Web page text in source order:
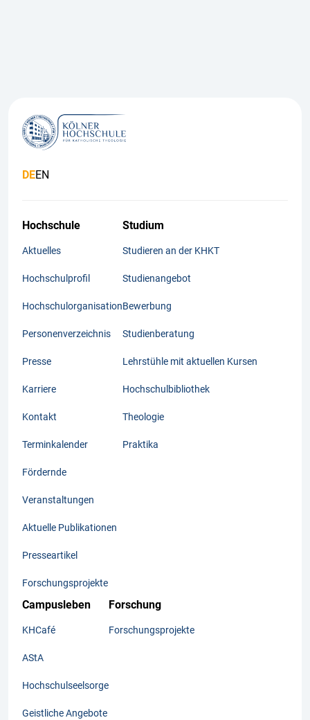
DEEN
Hochschule
Aktuelles
Hochschulprofil
Hochschulorganisation
Personenverzeichnis
Presse
Karriere
Kontakt
Terminkalender
Fördernde
Veranstaltungen
Aktuelle Publikationen
Presseartikel
Forschungsprojekte
Studium
Studieren an der KHKT
Studienangebot
Bewerbung
Studienberatung
Lehrstühle mit aktuellen Kursen
Hochschulbibliothek
Theologie
Praktika
Campusleben
KHCafé
AStA
Hochschulseelsorge
Geistliche Angebote
Forschung
Forschungsprojekte